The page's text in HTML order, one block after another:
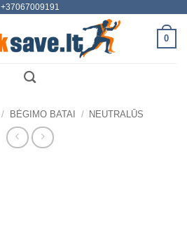
+37067009191
0
/ BĖGIMO BATAI / NEUTRALŪS